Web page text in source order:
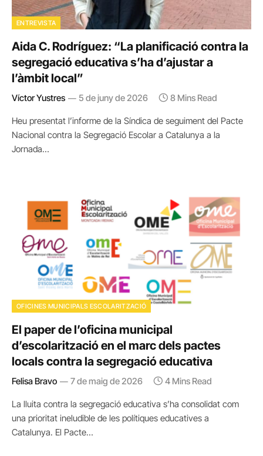
ENTREVISTA
Aida C. Rodríguez: “La planificació contra la
segregació educativa s’ha d’ajustar a
l’àmbit local”
Víctor Yustres 5 de juny de 2026 8 Mins Read
Heu presentat l’informe de la Síndica de seguiment del Pacte
Nacional contra la Segregació Escolar a Catalunya a la
Jornada…
OFICINES MUNICIPALS ESCOLARITZACIÓ
El paper de l’oficina municipal
d’escolarització en el marc dels pactes
locals contra la segregació educativa
Felisa Bravo 7 de maig de 2026 4 Mins Read
La lluita contra la segregació educativa s’ha consolidat com
una prioritat ineludible de les polítiques educatives a
Catalunya. El Pacte…